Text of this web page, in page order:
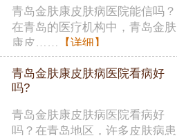
青岛金肤康皮肤病医院能信吗？
在青岛的医疗机构中，青岛金肤
康皮…… 【详细】
青岛金肤康皮肤病医院看病好
吗?
青岛金肤康皮肤病医院看病好
吗？在青岛地区，许多皮肤病患